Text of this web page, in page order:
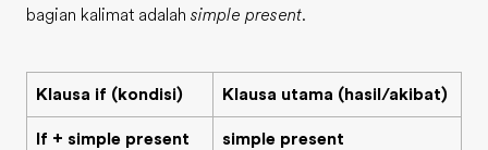
Karir
Bergabung dengan tim kami
bagian kalimat adalah simple present.
Klausa if (kondisi) Klausa utama (hasil/akibat)
If + simple present simple present